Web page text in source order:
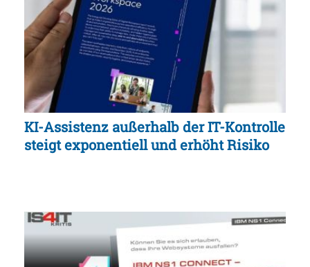
KI-Assistenz außerhalb der IT-Kontrolle
steigt exponentiell und erhöht Risiko